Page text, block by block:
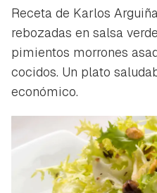
Receta de Karlos
rebozadas en salsa
pimientos morrones
cocidos. Un plato
económico.